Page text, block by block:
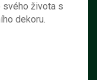
života s
dekoru.